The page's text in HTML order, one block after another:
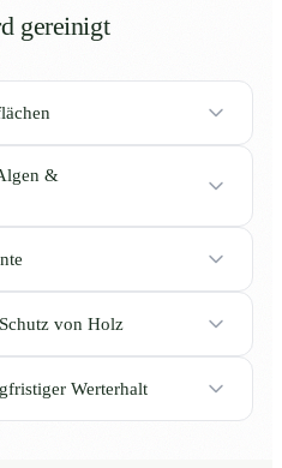
gereinigt
&
von Holz
Werterhalt